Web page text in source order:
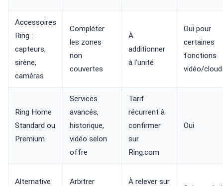
Accessoires
Ring :
capteurs,
sirène,
caméras
Compléter
les zones
non
couvertes
À
additionner
à l’unité
Oui pour
certaines
fonctions
vidéo/cloud
Ring Home
Standard ou
Premium
Services
avancés,
historique,
vidéo selon
offre
Tarif
récurrent à
confirmer
sur
Ring.com
Oui
Alternative
Arbitrer
À relever sur